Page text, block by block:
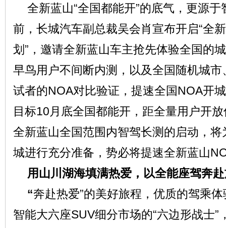
全新蓝山“全国都能开”的底气，更源
前，长城汽车副总裁吴会肖宣布开启“全
划”，邀请全新蓝山车主抢先体验全国的
早鸟用户不间断内测，以及全国随机城
试者的NOA对比验证，提速全国NOA开
目标10月底全国都能开，距全量用户开
全新蓝山全国范围内智驾长测的启动，
城进行充分准备，势必将提速全新蓝山
用山川湖海填满热爱， 以全能座驾奔
“奔赴热爱”的美好旅程，优质的驾乘
智能大六座SUV细分市场的“六边形战士